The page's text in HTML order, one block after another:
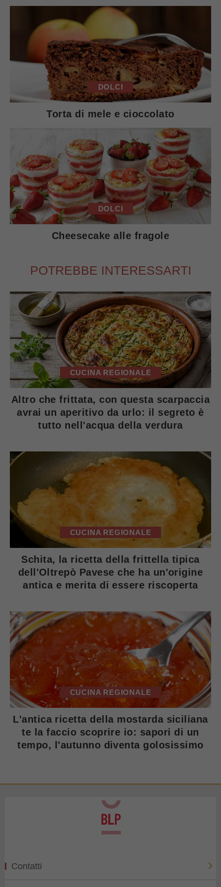
DOLCI
Torta di mele e cioccolato
DOLCI
Cheesecake alle fragole
POTREBBE INTERESSARTI
CUCINA REGIONALE
Altro che frittata, con questa scarpaccia
avrai un aperitivo da urlo: il segreto è
tutto nell'acqua della verdura
CUCINA REGIONALE
Schita, la ricetta della frittella tipica
dell'Oltrepò Pavese che ha un'origine
antica e merita di essere riscoperta
CUCINA REGIONALE
L'antica ricetta della mostarda siciliana
te la faccio scoprire io: sapori di un
tempo, l'autunno diventa golosissimo
Contatti